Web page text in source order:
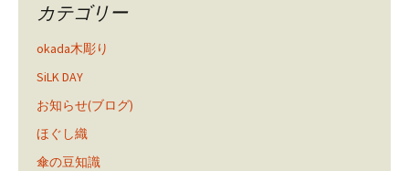
カテゴリー
okada木彫り
SiLK DAY
お知らせ(ブログ)
ほぐし織
傘の豆知識